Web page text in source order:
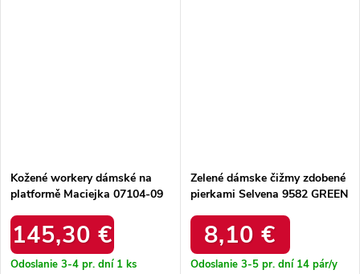
Kožené workery dámské na
platformě Maciejka 07104-09
145,30 €
Odoslanie 3-4 pr. dní 1 ks
Zelené dámske čižmy zdobené
pierkami Selvena 9582 GREEN
8,10 €
Odoslanie 3-5 pr. dní 14 pár/y